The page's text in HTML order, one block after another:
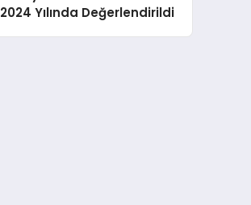
2024 Yılında Değerlendirildi